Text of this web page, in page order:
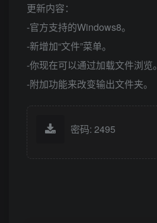
更新内容：
-官方支持的Windows8。
-新增加“文件”菜单。
-你现在可以通过加载文件浏览。
-附加功能来改变输出文件夹。
密码: 2495